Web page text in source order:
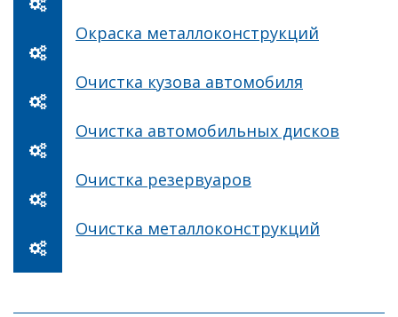
Окраска металлоконструкций
Очистка кузова автомобиля
Очистка автомобильных дисков
Очистка резервуаров
Очистка металлоконструкций